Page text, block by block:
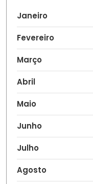
Janeiro
Fevereiro
Março
Abril
Maio
Junho
Julho
Agosto